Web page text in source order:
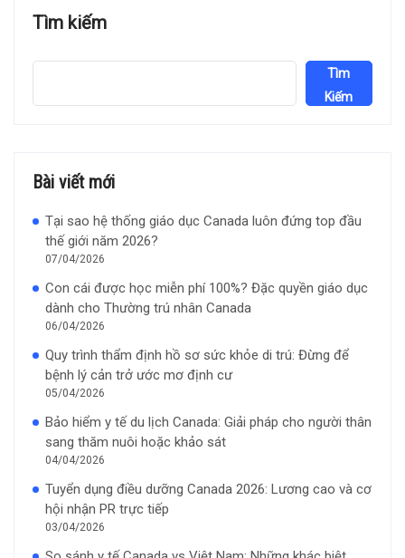
Tìm kiếm
Tìm
Kiếm
Bài viết mới
Tại sao hệ thống giáo dục Canada luôn đứng top đầu
thế giới năm 2026?
07/04/2026
Con cái được học miễn phí 100%? Đặc quyền giáo dục
dành cho Thường trú nhân Canada
06/04/2026
Quy trình thẩm định hồ sơ sức khỏe di trú: Đừng để
bệnh lý cản trở ước mơ định cư
05/04/2026
Bảo hiểm y tế du lịch Canada: Giải pháp cho người thân
sang thăm nuôi hoặc khảo sát
04/04/2026
Tuyển dụng điều dưỡng Canada 2026: Lương cao và cơ
hội nhận PR trực tiếp
03/04/2026